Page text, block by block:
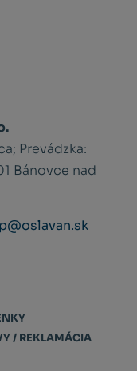
Prevádzka:
Bánovce nad
/ REKLAMÁCIA